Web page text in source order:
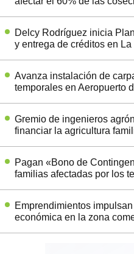
Delcy Rodríguez inicia
y entrega de créditos en La
Avanza instalación de
temporales en Aeropuerto
Gremio de ingenieros
financiar la agricultura
Pagan «Bono de
familias afectadas por los
Emprendimientos
económica en la zona